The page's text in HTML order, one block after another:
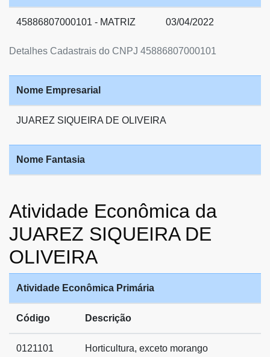
Detalhes Cadastrais do CNPJ 45886807000101
45886807000101 - MATRIZ 03/04/2022
Nome Empresarial
JUAREZ SIQUEIRA DE OLIVEIRA
Nome Fantasia
Atividade Econômica da
JUAREZ SIQUEIRA DE
OLIVEIRA
Atividade Econômica Primária
Código Descrição
0121101 Horticultura, exceto morango